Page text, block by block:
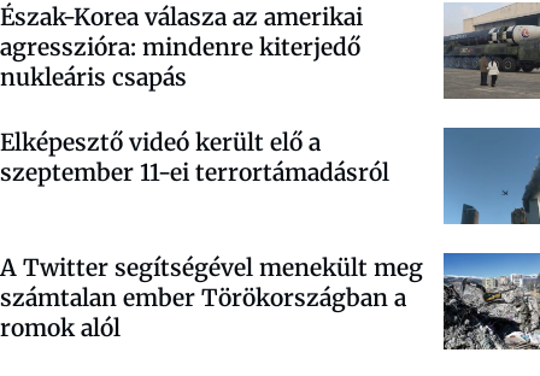
Észak-Korea válasza az amerikai
agresszióra: mindenre kiterjedő
nukleáris csapás
Elképesztő videó került elő a
szeptember 11-ei terrortámadásról
A Twitter segítségével menekült meg
számtalan ember Törökországban a
romok alól